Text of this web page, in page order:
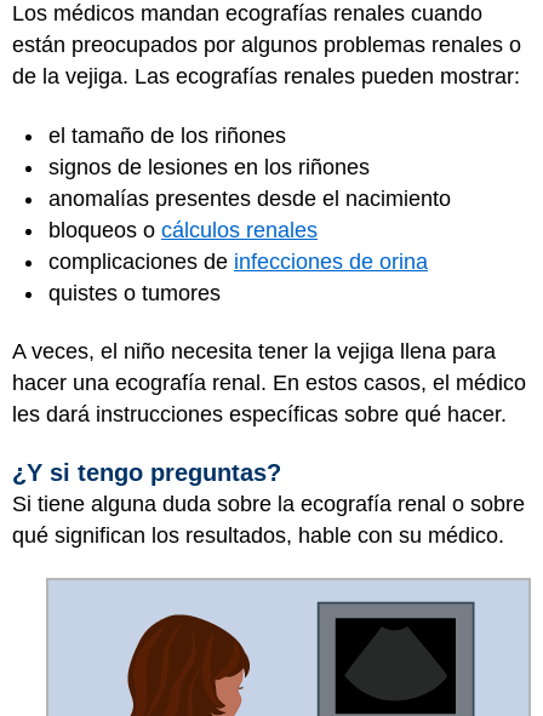
Los médicos mandan ecografías renales cuando
están preocupados por algunos problemas renales o
de la vejiga. Las ecografías renales pueden mostrar:
el tamaño de los riñones
signos de lesiones en los riñones
anomalías presentes desde el nacimiento
bloqueos o cálculos renales
complicaciones de infecciones de orina
quistes o tumores
A veces, el niño necesita tener la vejiga llena para
hacer una ecografía renal. En estos casos, el médico
les dará instrucciones específicas sobre qué hacer.
¿Y si tengo preguntas?
Si tiene alguna duda sobre la ecografía renal o sobre
qué significan los resultados, hable con su médico.